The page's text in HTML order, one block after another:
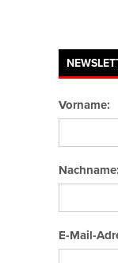
Vorname:
Nachname:
E-Mail-